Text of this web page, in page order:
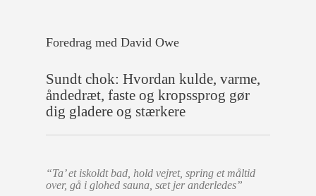
Foredrag med David Owe
Sundt chok: Hvordan kulde, varme,
åndedræt, faste og kropssprog gør
dig gladere og stærkere
“Ta’ et iskoldt bad, hold vejret, spring et måltid
over, gå i glohed sauna, sæt jer anderledes”